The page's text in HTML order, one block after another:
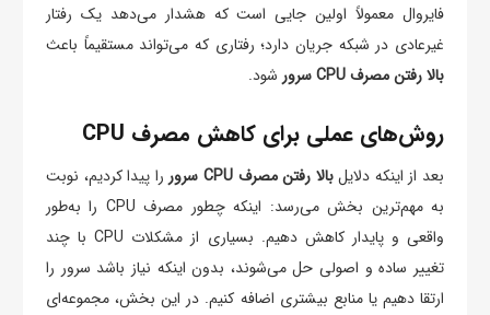
فایروال معمولاً اولین جایی است که هشدار می‌دهد یک رفتار
غیرعادی در شبکه جریان دارد؛ رفتاری که می‌تواند مستقیماً باعث
بالا رفتن مصرف CPU سرور
شود.
روش‌های عملی برای کاهش مصرف CPU
بعد از اینکه دلایلبالا رفتن مصرف CPU سرور
را پیدا کردیم، نوبت
به مهم‌ترین بخش می‌رسد: اینکه چطور مصرف CPU را به‌طور
واقعی و پایدار کاهش دهیم. بسیاری از مشکلات CPU با چند
تغییر ساده و اصولی حل می‌شوند، بدون اینکه نیاز باشد سرور را
ارتقا دهیم یا منابع بیشتری اضافه کنیم. در این بخش، مجموعه‌ای